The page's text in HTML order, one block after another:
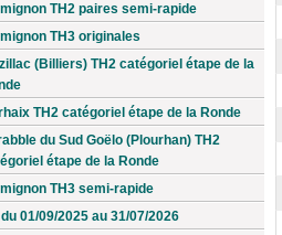
TH2 paires semi-rapide
TH3 originales
(Billiers) TH2 catégoriel étape de la
TH2 catégoriel étape de la Ronde
du Sud Goëlo (Plourhan) TH2
étape de la Ronde
TH3 semi-rapide
01/09/2025 au 31/07/2026